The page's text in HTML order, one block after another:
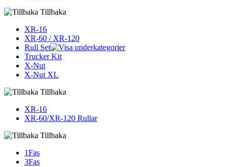
Tillbaka
XR-16
XR-60 / XR-120
Rull Set
Trucker Kit
X-Nut
X-Nut XL
Tillbaka
XR-16
XR-60/XR-120 Rullar
Tillbaka
1Fas
3Fas